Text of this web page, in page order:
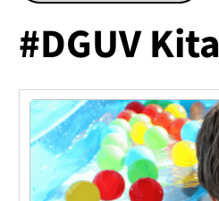
#DGUV Kita